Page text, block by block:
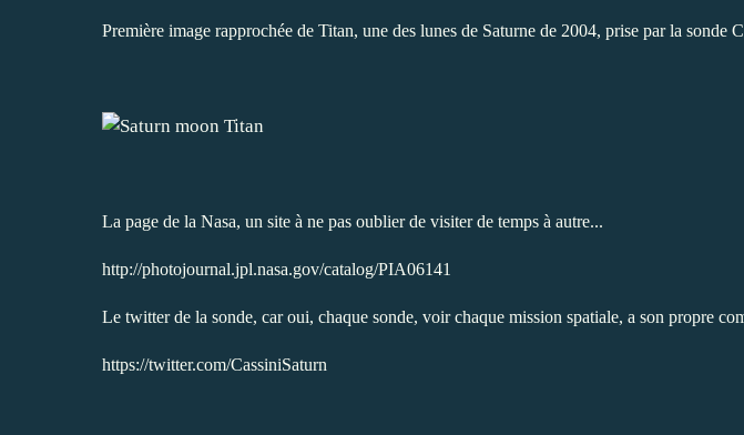
Première image rapprochée de Titan, une des lunes de Saturne de 2004, prise par la sonde
La page de la Nasa, un site à ne pas oublier de visiter de temps à autre...
http://photojournal.jpl.nasa.gov/catalog/PIA06141
Le twitter de la sonde, car oui, chaque sonde, voir chaque mission spatiale, a son propre
https://twitter.com/CassiniSaturn